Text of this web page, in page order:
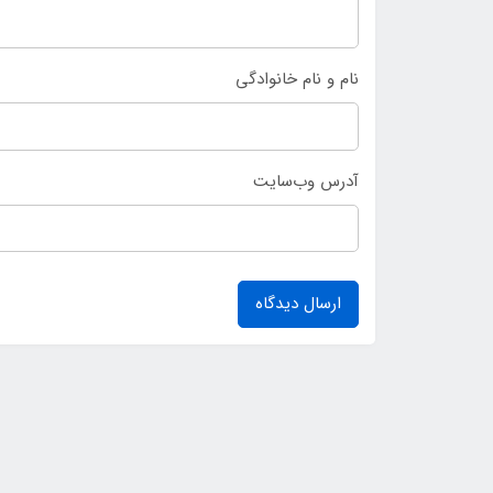
نام و نام خانوادگی
آدرس وب‌سایت
ارسال دیدگاه